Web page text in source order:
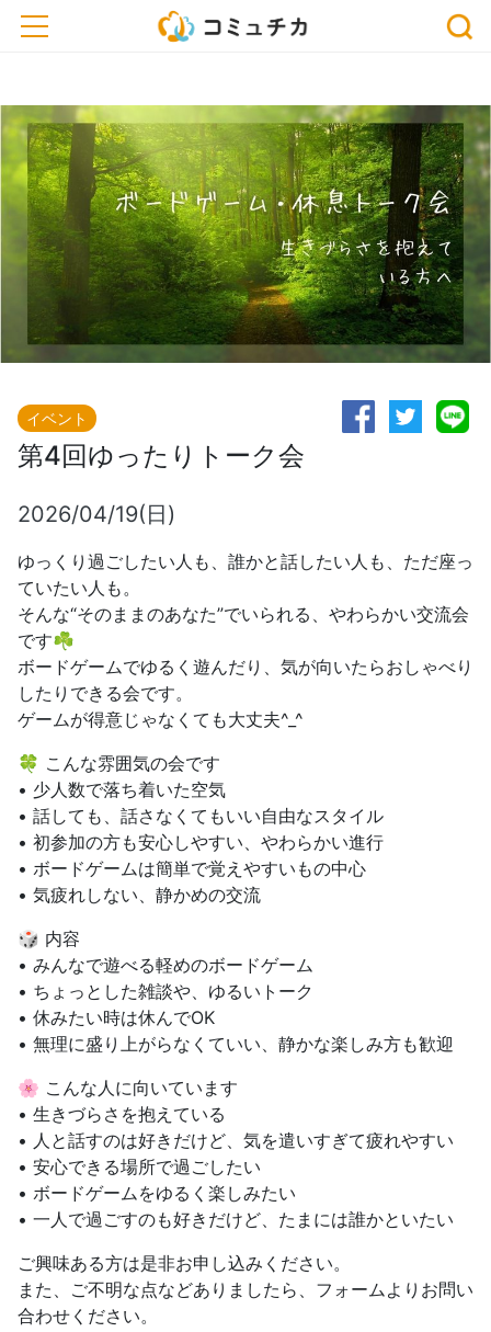
toggle navigation
※開催予定のイベントが中止・延期になっている場合がございます。おでかけ、または
お申込みの際は、事前に主催者にご確認ください。
イベント
第4回ゆったりトーク会
2026/04/19(日)
ゆっくり過ごしたい人も、誰かと話したい人も、ただ座っ
ていたい人も。
そんな“そのままのあなた”でいられる、やわらかい交流会
です☘️
ボードゲームでゆるく遊んだり、気が向いたらおしゃべり
したりできる会です。
ゲームが得意じゃなくても大丈夫^_^
🍀 こんな雰囲気の会です
• 少人数で落ち着いた空気
• 話しても、話さなくてもいい自由なスタイル
• 初参加の方も安心しやすい、やわらかい進行
• ボードゲームは簡単で覚えやすいもの中心
• 気疲れしない、静かめの交流
🎲 内容
• みんなで遊べる軽めのボードゲーム
• ちょっとした雑談や、ゆるいトーク
• 休みたい時は休んでOK
• 無理に盛り上がらなくていい、静かな楽しみ方も歓迎
🌸 こんな人に向いています
• 生きづらさを抱えている
• 人と話すのは好きだけど、気を遣いすぎて疲れやすい
• 安心できる場所で過ごしたい
• ボードゲームをゆるく楽しみたい
• 一人で過ごすのも好きだけど、たまには誰かといたい
ご興味ある方は是非お申し込みください。
また、ご不明な点などありましたら、フォームよりお問い
合わせください。